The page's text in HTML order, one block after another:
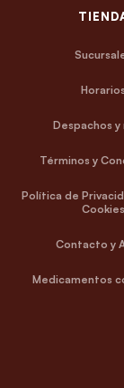
Horarios
Despachos
Términos y
Política de
Cookies
Contacto y
Medicamentos